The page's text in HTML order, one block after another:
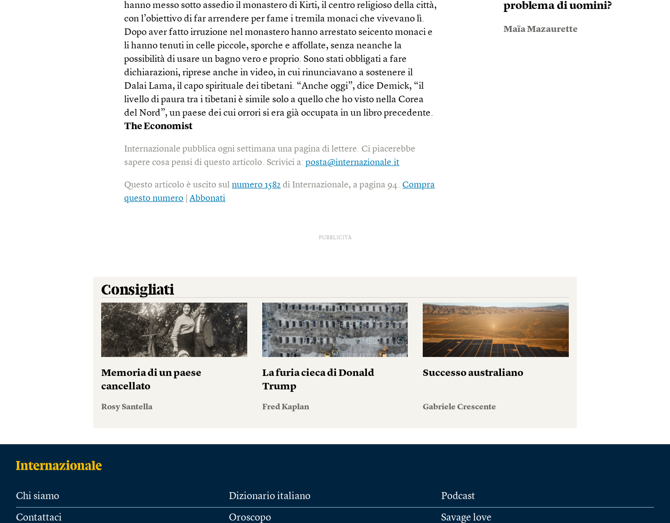
hanno messo sotto assedio il monastero di Kirti, il centro religioso della città,
con l’obiettivo di far arrendere per fame i tremila monaci che vivevano lì.
Dopo aver fatto irruzione nel monastero hanno arrestato seicento monaci e
li hanno tenuti in celle piccole, sporche e affollate, senza neanche la
possibilità di usare un bagno vero e proprio. Sono stati obbligati a fare
dichiarazioni, riprese anche in video, in cui rinunciavano a sostenere il
Dalai Lama, il capo spirituale dei tibetani. “Anche oggi”, dice Demick, “il
livello di paura tra i tibetani è simile solo a quello che ho visto nella Corea
del Nord”, un paese dei cui orrori si era già occupata in un libro precedente.
The Economist
Internazionale pubblica ogni settimana una pagina di lettere. Ci piacerebbe
sapere cosa pensi di questo articolo. Scrivici a:posta@internazionale.it
Questo articolo è uscito sulnumero 1582 di Internazionale, a pagina 94.Compra
questo numero |Abbonati
problema di uomini?
Maïa Mazaurette
PUBBLICITÀ
Consigliati
Memoria di un paese
cancellato
Rosy Santella
La furia cieca di Donald
Trump
Fred Kaplan
Successo australiano
Gabriele Crescente
Chi siamo
Contattaci
Dizionario italiano
Oroscopo
Podcast
Savage love